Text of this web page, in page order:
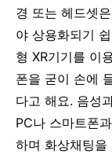
경 또는 헤드셋
야 상용화되기
형 XR기기를 이
폰을 굳이 손에
다고 해요. 음성
PC나 스마트폰
하며 화상채팅